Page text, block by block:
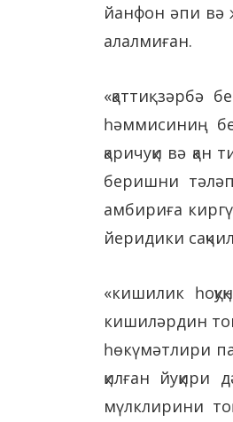
йанфон әпи вә
алалмиған.
«қаттиқ
һәммисиниң
қаричуқи вә
беришни
амбириға
йеридики
«кишилик
кишиләрдин
һөкүмәтлири
қилған
мүлклирини